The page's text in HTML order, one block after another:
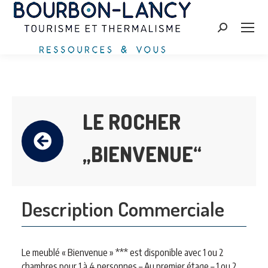
Search:
LE ROCHER
„BIENVENUE“
Description Commerciale
Le meublé « Bienvenue » *** est disponible avec 1 ou 2